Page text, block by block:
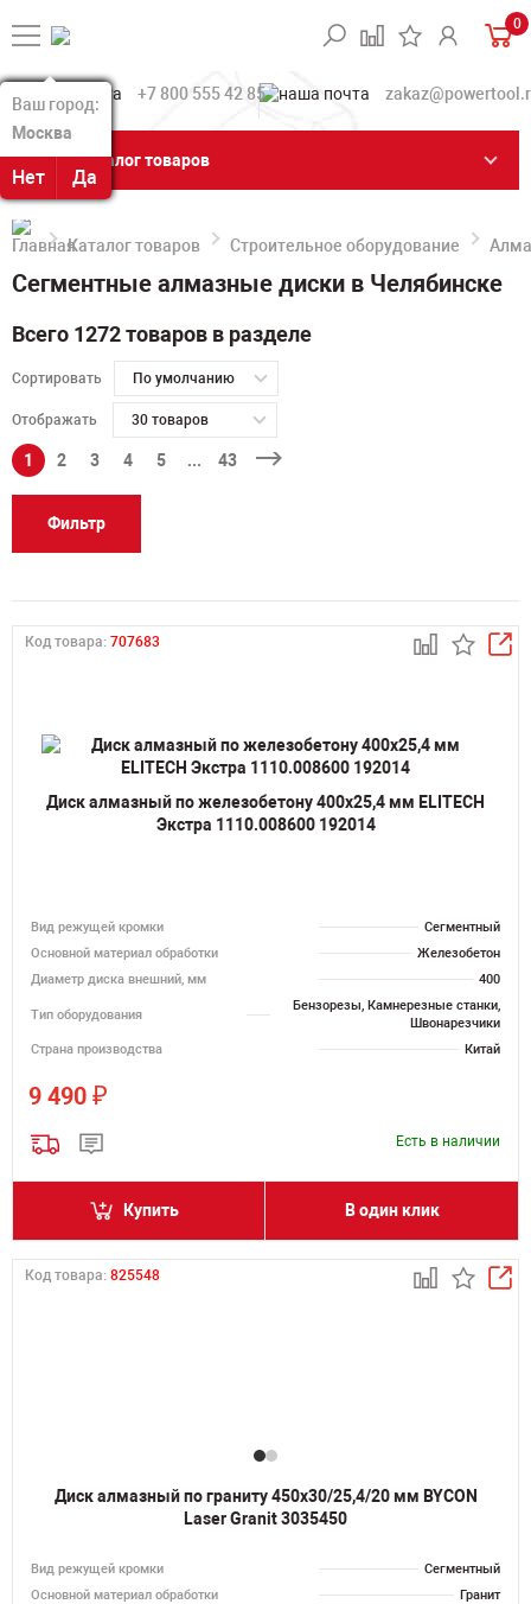
Ваш город:
Москва
Нет Да
Ваш город:
Москва
Нет Да
0
+7 800 555 42 85
Каталог товаров
Каталог товаров Строительное оборудование
Сегментные алмазные диски в Челябинске
Всего 1272 товаров в разделе
Сортировать По умолчанию
Отображать 30 товаров
1 2 3 4 5 ... 43
Фильтр
Код товара: 707683
Диск алмазный по железобетону 400х25,4 мм ELITECH
Экстра 1110.008600 192014
Вид режущей кромки
Сегментный
Основной материал обработки
Железобетон
Диаметр диска внешний, мм
400
Тип оборудования
Бензорезы, Камнерезные станки,
Швонарезчики
Страна производства
Китай
9 490 ₽
Есть в наличии
Купить В один клик
Код товара: 825548
Диск алмазный по граниту 450х30/25,4/20 мм BYCON
Laser Granit 3035450
Вид режущей кромки
Сегментный
Основной материал обработки
Гранит